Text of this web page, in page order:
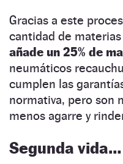
Gracias a este
cantidad de
añade un 25% de
neumáticos
cumplen las
normativa, pero son
menos agarre y
Segunda